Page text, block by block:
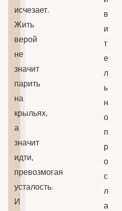
исчезает.
Жить
верой
не
значит
парить
на
крыльях,
а
значит
идти,
превозмогая
усталость.
И
в
и
т
е
л
ь
н
о
п
р
о
с
л
а